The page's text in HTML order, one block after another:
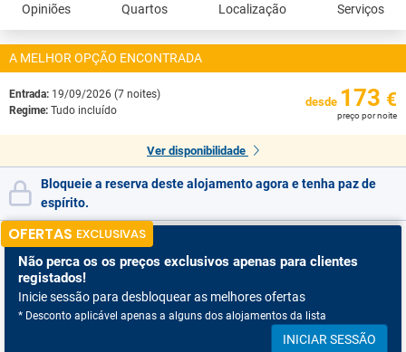
Opiniões Quartos Localização Serviços
A MELHOR OPÇÃO ENCONTRADA
Entrada: 19/09/2026 (7 noites)
Regime: Tudo incluído
desde 173 €
preço por noite
Ver disponibilidade
Bloqueie a reserva deste alojamento agora e tenha paz de
espírito.
OFERTAS EXCLUSIVAS
Não perca os os preços exclusivos apenas para clientes
registados!
Inicie sessão para desbloquear as melhores ofertas
* Desconto aplicável apenas a alguns dos alojamentos da lista
INICIAR SESSÃO